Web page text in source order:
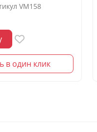
VM158
в один клик